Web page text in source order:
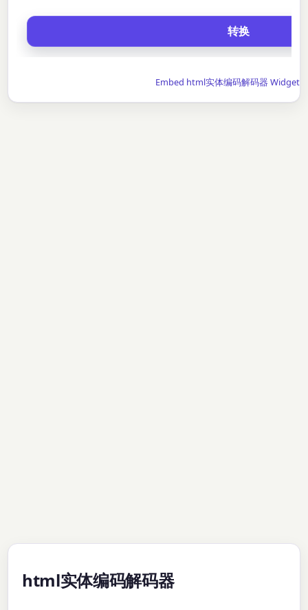
Embed html实体编码解码器 Widget
html实体编码解码器